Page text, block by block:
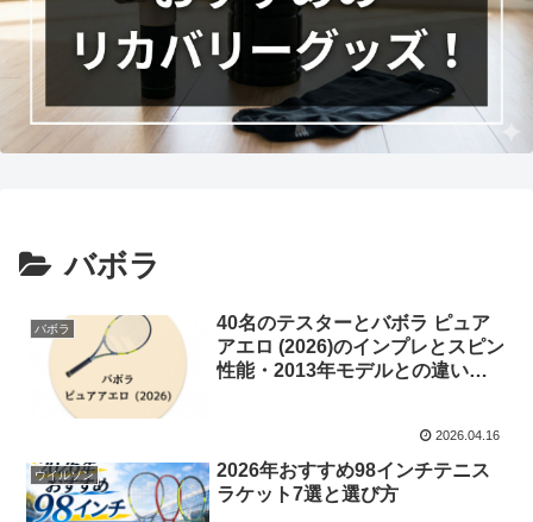
バボラ
バボラ
40名のテスターとバボラ ピュア
アエロ (2026)のインプレとスピン
性能・2013年モデルとの違いを
2026.04.16
ウイルソン
2026年おすすめ98インチテニス
ラケット7選と選び方